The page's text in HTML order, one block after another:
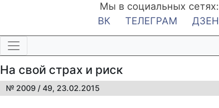
Мы в социальных сетях:
ВК
ТЕЛЕГРАМ ДЗЕН
На свой страх и риск
№ 2009 / 49, 23.02.2015